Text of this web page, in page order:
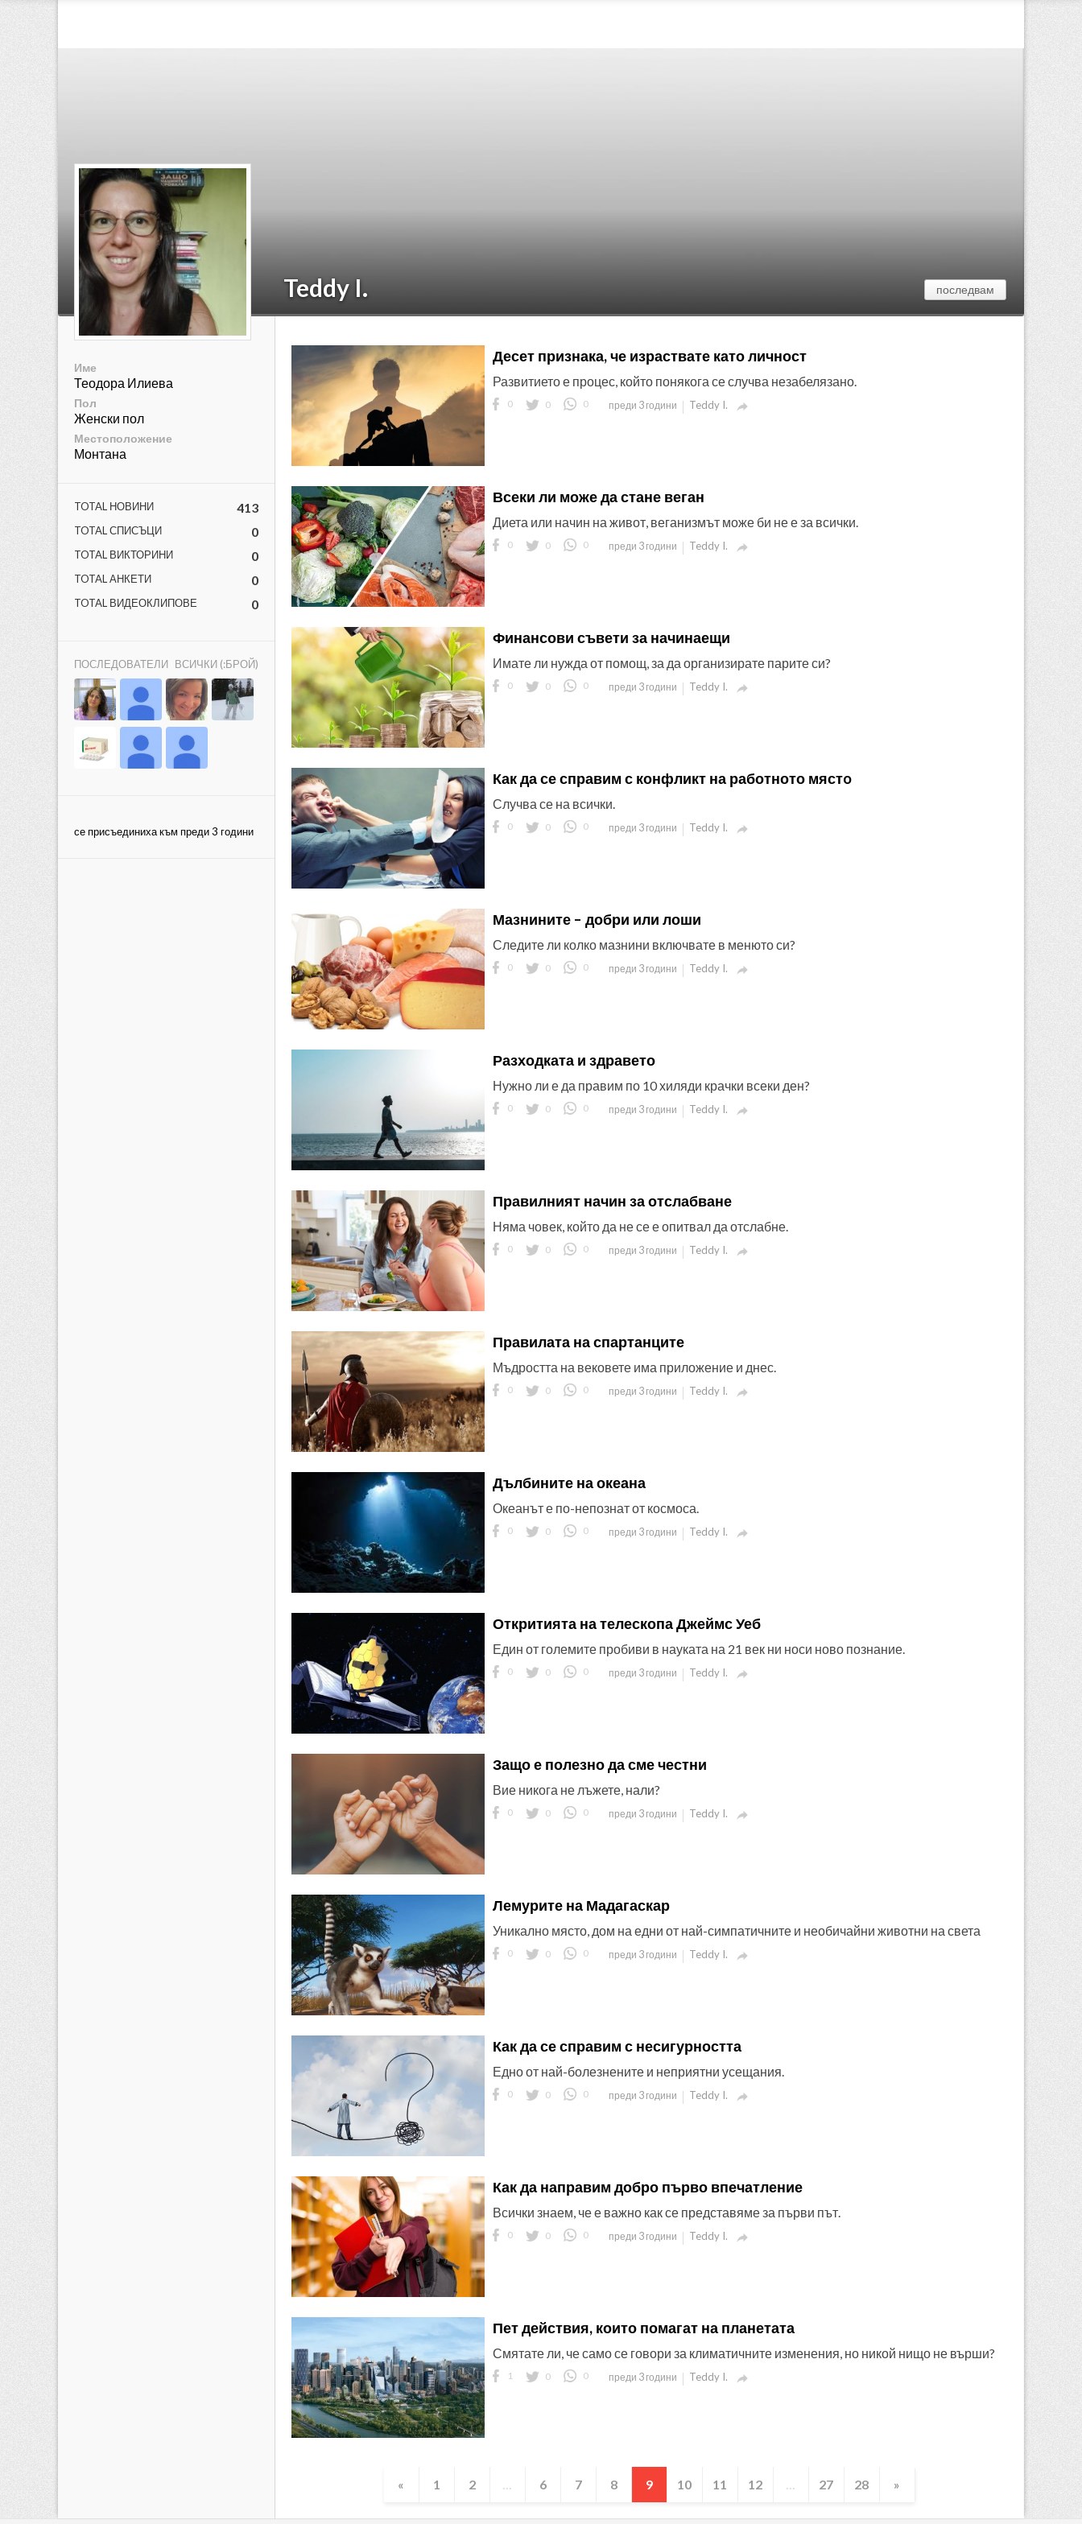
Teddy I. последвам
Име
Теодора Илиева
Пол
Женски пол
Местоположение
Монтана
TOTAL НОВИНИ 413
TOTAL СПИСЪЦИ 0
TOTAL ВИКТОРИНИ 0
TOTAL АНКЕТИ 0
TOTAL ВИДЕОКЛИПОВЕ 0
ПОСЛЕДОВАТЕЛИ ВСИЧКИ (:БРОЙ)
се присъединиха към преди 3 години
Десет признака, че израствате като личност
Развитието е процес, който понякога се случва незабелязано.
0 0 0 преди 3 години Teddy I. 
Всеки ли може да стане веган
Диета или начин на живот, веганизмът може би не е за всички.
0 0 0 преди 3 години Teddy I. 
Финансови съвети за начинаещи
Имате ли нужда от помощ, за да организирате парите си?
0 0 0 преди 3 години Teddy I. 
Как да се справим с конфликт на работното мястo
Случва се на всички.
0 0 0 преди 3 години Teddy I. 
Мазнините – добри или лоши
Следите ли колко мазнини включвате в менюто си?
0 0 0 преди 3 години Teddy I. 
Разходката и здравето
Нужно ли е да правим по 10 хиляди крачки всеки ден?
0 0 0 преди 3 години Teddy I. 
Правилният начин за отслабване
Няма човек, който да не се е опитвал да отслабне.
0 0 0 преди 3 години Teddy I. 
Правилата на спартанците
Мъдростта на вековете има приложение и днес.
0 0 0 преди 3 години Teddy I. 
Дълбините на океана
Океанът е по-непознат от космоса.
0 0 0 преди 3 години Teddy I. 
Откритията на телескопа Джеймс Уеб
Един от големите пробиви в науката на 21 век ни носи ново познание.
0 0 0 преди 3 години Teddy I. 
Защо е полезно да сме честни
Вие никога не лъжете, нали?
0 0 0 преди 3 години Teddy I. 
Лемурите на Мадагаскар
Уникално място, дом на едни от най-симпатичните и необичайни животни на света
0 0 0 преди 3 години Teddy I. 
Как да се справим с несигурността
Едно от най-болезнените и неприятни усещания.
0 0 0 преди 3 години Teddy I. 
Как да направим добро първо впечатление
Всички знаем, че е важно как се представяме за първи път.
0 0 0 преди 3 години Teddy I. 
Пет действия, които помагат на планетата
Смятате ли, че само се говори за климатичните изменения, но никой нищо не върши?
1 0 0 преди 3 години Teddy I. 
« 1 2 6 7 8 9 10 11 12 27 28 »